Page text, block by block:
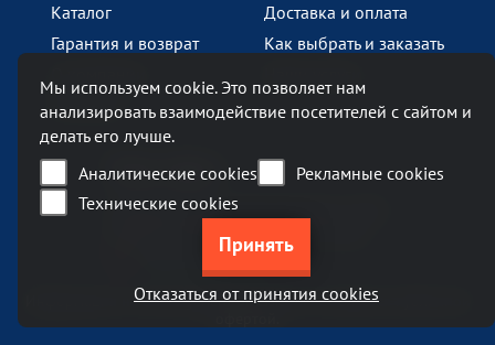
Каталог
Доставка и оплата
Гарантия и возврат
Как выбрать и заказать
Контакты
Наш офис
Москва, Ленинский проспект, 119А
Бизнес-центр «Ленинский 119А»
метро Тропарево
Информация на сайте generator-tss.com не является публичной
Мы используем cookie. Это позволяет нам
анализировать взаимодействие посетителей с сайтом и
делать его лучше.
Аналитические cookies
Рекламные cookies
Технические cookies
Отказаться от принятия cookies